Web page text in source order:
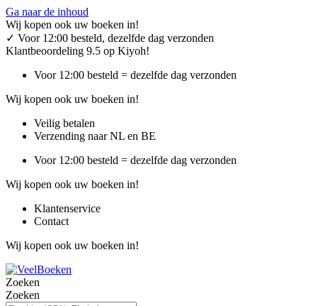
Ga naar de inhoud
Wij kopen ook uw boeken in!
✓ Voor 12:00 besteld, dezelfde dag verzonden
Klantbeoordeling 9.5 op Kiyoh!
Voor 12:00 besteld = dezelfde dag verzonden
Wij kopen ook uw boeken in!
Veilig betalen
Verzending naar NL en BE
Voor 12:00 besteld = dezelfde dag verzonden
Wij kopen ook uw boeken in!
Klantenservice
Contact
Wij kopen ook uw boeken in!
Zoeken
Zoeken